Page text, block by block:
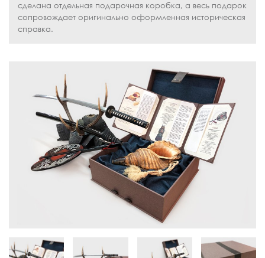
сделана отдельная подарочная коробка, а весь подарок
сопровождает оригинально оформленная историческая
справка.